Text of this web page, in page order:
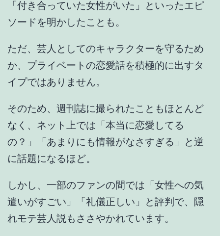
「付き合っていた女性がいた」
といったエピ
ソードを明かしたことも。
ただ、芸人としてのキャラクターを守るため
か、 プライベートの恋愛話を積極的に出すタ
イプではありません。
そのため、週刊誌に撮られたこともほとんど
なく、ネット上では 「本当に恋愛してる
の？」「あまりにも情報がなさすぎる」
と逆
に話題になるほど。
しかし、一部のファンの間では 「女性への気
遣いがすごい」「礼儀正しい」
と評判で、 隠
れモテ芸人説 もささやかれています。